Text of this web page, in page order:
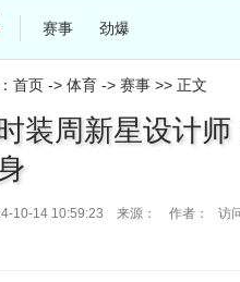
赛事 劲爆
首页 -> 体育 -> 赛事 >> 正文
装周新星设计
10-14 10:59:23 来源： 作者： 访